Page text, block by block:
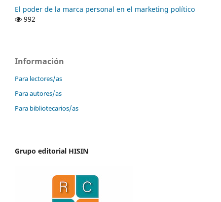
El poder de la marca personal en el marketing político
992
Información
Para lectores/as
Para autores/as
Para bibliotecarios/as
Grupo editorial HISIN